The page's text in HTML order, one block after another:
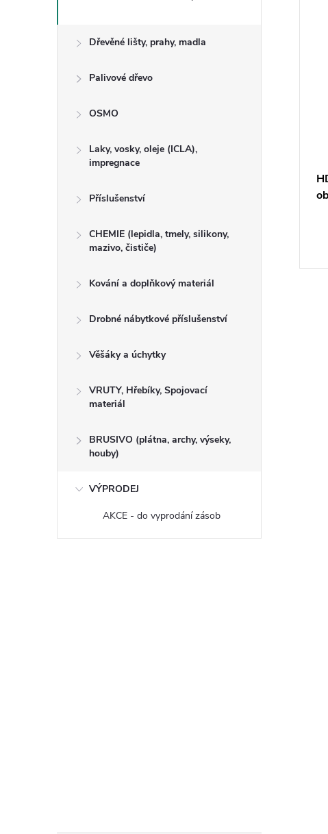
Dřevěné lišty, prahy, madla
Palivové dřevo
OSMO
Laky, vosky, oleje (ICLA),
impregnace
Příslušenství
CHEMIE (lepidla, tmely, silikony,
mazivo, čističe)
Kování a doplňkový materiál
Drobné nábytkové příslušenství
Věšáky a úchytky
VRUTY, Hřebíky, Spojovací
materiál
BRUSIVO (plátna, archy, výseky,
houby)
VÝPRODEJ
AKCE - do vyprodání zásob